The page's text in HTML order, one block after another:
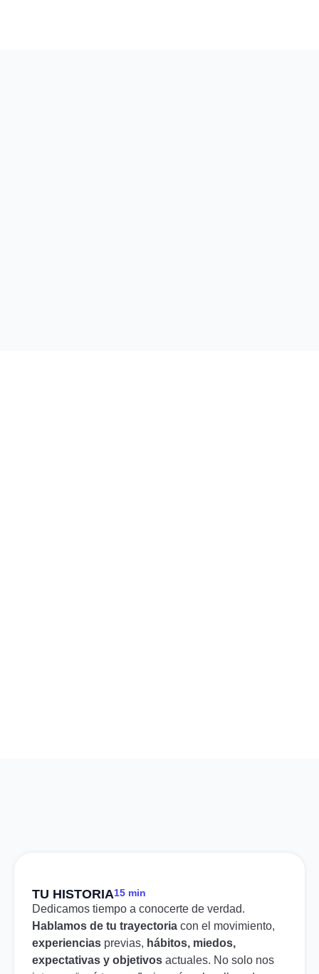
TU HISTORIA15 min
Dedicamos tiempo a conocerte de verdad.
Hablamos de tu trayectoria con el movimiento,
experiencias previas, hábitos, miedos,
expectativas y objetivos actuales. No solo nos